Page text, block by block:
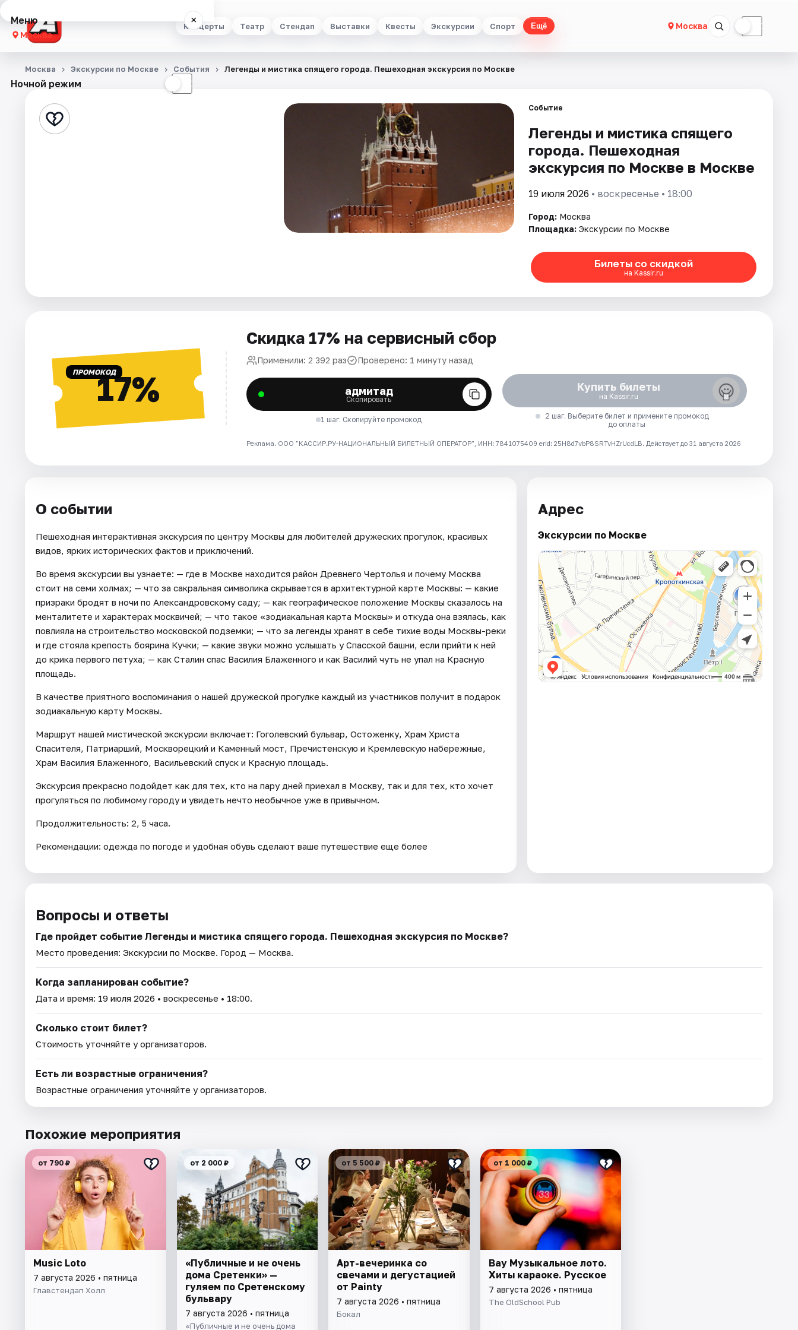
Концерты Театр Стендап Выставки Квесты Экскурсии Спорт Ещё Москва ☾
Меню ×
Москва
Концерты
Стендап
Города
Рейтинги
Ночной режим ☾
Москва Экскурсии по Москве События Легенды и мистика спящего города. Пешеходная экскурсия по Москве
Событие
Легенды и мистика спящего
города. Пешеходная
экскурсия по Москве в Москве
19 июля 2026 • воскресенье • 18:00
Город: Москва
Площадка: Экскурсии по Москве
Билеты со скидкой
на Kassir.ru
ПРОМОКОД17%
Скидка 17% на сервисный сбор
Применили: 2 392 раз Проверено: 1 минуту назад
адмитад
Скопировать
1 шаг. Скопируйте промокод
Купить билеты
на Kassir.ru
2 шаг. Выберите билет и примените промокод
до оплаты
Реклама. ООО "КАССИР.РУ-НАЦИОНАЛЬНЫЙ БИЛЕТНЫЙ ОПЕРАТОР", ИНН: 7841075409 erid: 25H8d7vbP8SRTvHZrUcdLB. Действует до 31 августа 2026
О событии
Пешеходная интерактивная экскурсия по центру Москвы для любителей дружеских прогулок, красивых
видов, ярких исторических фактов и приключений.
Во время экскурсии вы узнаете: — где в Москве находится район Древнего Чертолья и почему Москва
стоит на семи холмах; — что за сакральная символика скрывается в архитектурной карте Москвы: — какие
призраки бродят в ночи по Александровскому саду; — как географическое положение Москвы сказалось на
менталитете и характерах москвичей; — что такое «зодиакальная карта Москвы» и откуда она взялась, как
повлияла на строительство московской подземки; — что за легенды хранят в себе тихие воды Москвы-реки
и где стояла крепость боярина Кучки; — какие звуки можно услышать у Спасской башни, если прийти к ней
до крика первого петуха; — как Сталин спас Василия Блаженного и как Василий чуть не упал на Красную
площадь.
В качестве приятного воспоминания о нашей дружеской прогулке каждый из участников получит в подарок
зодиакальную карту Москвы.
Маршрут нашей мистической экскурсии включает: Гоголевский бульвар, Остоженку, Храм Христа
Спасителя, Патриарший, Москворецкий и Каменный мост, Пречистенскую и Кремлевскую набережные,
Храм Василия Блаженного, Васильевский спуск и Красную площадь.
Экскурсия прекрасно подойдет как для тех, кто на пару дней приехал в Москву, так и для тех, кто хочет
прогуляться по любимому городу и увидеть нечто необычное уже в привычном.
Продолжительность: 2, 5 часа.
Рекомендации: одежда по погоде и удобная обувь сделают ваше путешествие еще более
Адрес
Экскурсии по Москве
Вопросы и ответы
Где пройдет событие Легенды и мистика спящего города. Пешеходная экскурсия по Москве?
Место проведения: Экскурсии по Москве. Город — Москва.
Когда запланирован событие?
Дата и время: 19 июля 2026 • воскресенье • 18:00.
Сколько стоит билет?
Стоимость уточняйте у организаторов.
Есть ли возрастные ограничения?
Возрастные ограничения уточняйте у организаторов.
Похожие мероприятия
от 790 ₽
Music Loto
7 августа 2026 • пятница
Главстендап Холл
от 2 000 ₽
«Публичные и не очень
дома Сретенки» —
гуляем по Сретенскому
бульвару
7 августа 2026 • пятница
«Публичные и не очень дома
от 5 500 ₽
Арт-вечеринка со
свечами и дегустацией
от Painty
7 августа 2026 • пятница
Бокал
от 1 000 ₽
Вау Музыкальное лото.
Хиты караоке. Русское
7 августа 2026 • пятница
The OldSchool Pub